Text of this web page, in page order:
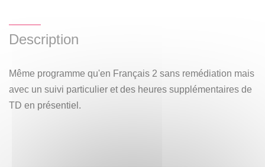
Description
Même programme qu'en Français 2 sans remédiation mais
avec un suivi particulier et des heures supplémentaires de
TD en présentiel.